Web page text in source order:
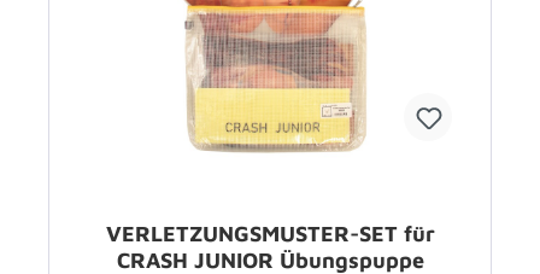
VERLETZUNGSMUSTER-SET für
CRASH JUNIOR Übungspuppe